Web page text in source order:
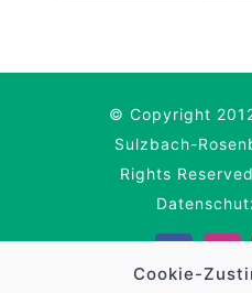
Cookie-
© Copyright
Sulzbach-
Rights